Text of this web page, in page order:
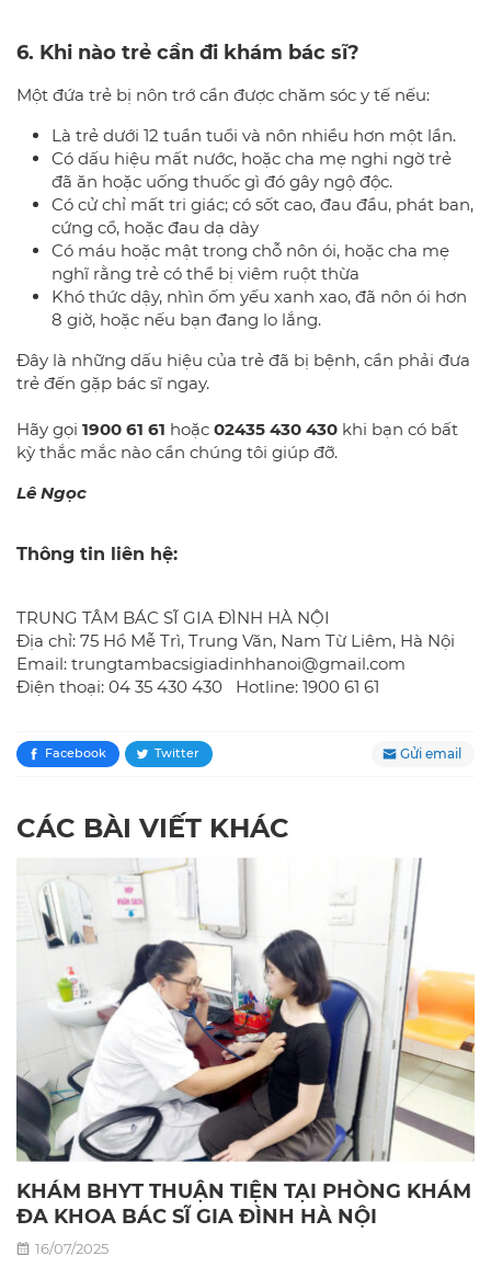
6. Khi nào trẻ cần đi khám bác sĩ?
Một đứa trẻ bị nôn trớ cần được chăm sóc y tế nếu:
Là trẻ dưới 12 tuần tuổi và nôn nhiều hơn một lần.
Có dấu hiệu mất nước, hoặc cha mẹ nghi ngờ trẻ
đã ăn hoặc uống thuốc gì đó gây ngộ độc.
​Có cử chỉ mất tri giác; có sốt cao, đau đầu, phát ban,
cứng cổ, hoặc đau dạ dày
​Có máu hoặc mật trong chỗ nôn ói, hoặc cha mẹ
nghĩ rằng trẻ có thể bị viêm ruột thừa
​Khó thức dậy, nhìn ốm yếu xanh xao, đã nôn ói hơn
8 giờ, hoặc nếu bạn đang lo lắng.
Đây là những dấu hiệu của trẻ đã bị bệnh, cần phải đưa
trẻ đến gặp bác sĩ ngay.
Hãy gọi 1900 61 61 hoặc 02435 430 430 khi bạn có bất
kỳ thắc mắc nào cần chúng tôi giúp đỡ.
Lê Ngọc
Thông tin liên hệ:
TRUNG TÂM BÁC SĨ GIA ĐÌNH HÀ NỘI
Địa chỉ: 75 Hồ Mễ Trì, Trung Văn, Nam Từ Liêm, Hà Nội
Email: trungtambacsigiadinhhanoi@gmail.com
Điện thoại: 04 35 430 430 Hotline: 1900 61 61
Facebook Twitter Gửi email
CÁC BÀI VIẾT KHÁC
KHÁM BHYT THUẬN TIỆN TẠI PHÒNG KHÁM
ĐA KHOA BÁC SĨ GIA ĐÌNH HÀ NỘI
16/07/2025